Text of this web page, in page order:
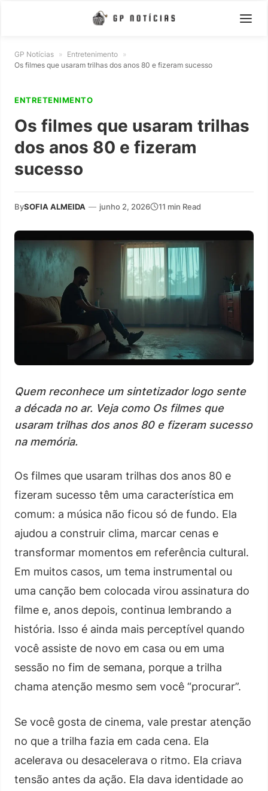
GP Notícias » Entretenimento »
Os filmes que usaram trilhas dos anos 80 e fizeram sucesso
ENTRETENIMENTO
Os filmes que usaram trilhas
dos anos 80 e fizeram
sucesso
BySOFIA ALMEIDA — junho 2, 2026 11 min Read
Quem reconhece um sintetizador logo sente
a década no ar. Veja como Os filmes que
usaram trilhas dos anos 80 e fizeram sucesso
na memória.
Os filmes que usaram trilhas dos anos 80 e
fizeram sucesso têm uma característica em
comum: a música não ficou só de fundo. Ela
ajudou a construir clima, marcar cenas e
transformar momentos em referência cultural.
Em muitos casos, um tema instrumental ou
uma canção bem colocada virou assinatura do
filme e, anos depois, continua lembrando a
história. Isso é ainda mais perceptível quando
você assiste de novo em casa ou em uma
sessão no fim de semana, porque a trilha
chama atenção mesmo sem você “procurar”.
Se você gosta de cinema, vale prestar atenção
no que a trilha fazia em cada cena. Ela
acelerava ou desacelerava o ritmo. Ela criava
tensão antes da ação. Ela dava identidade ao